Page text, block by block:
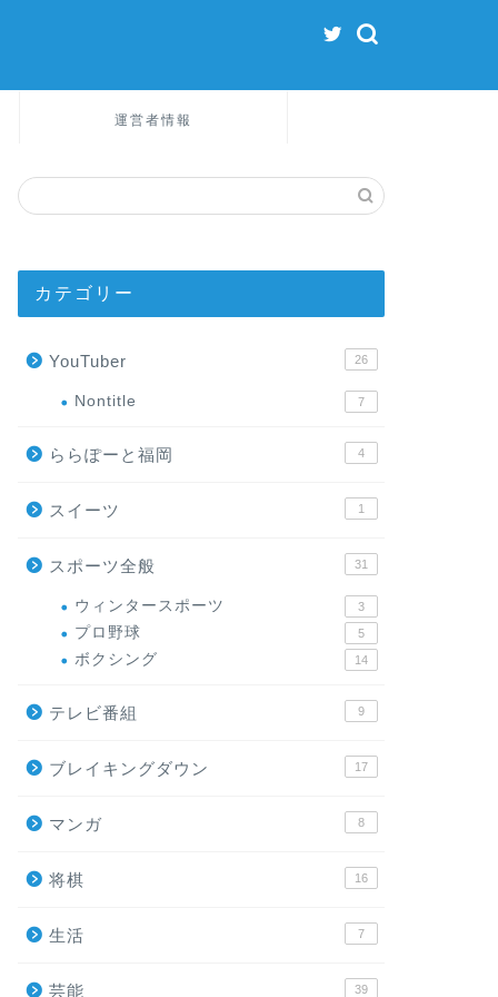
運営者情報
カテゴリー
YouTuber 26
Nontitle 7
ららぽーと福岡 4
スイーツ 1
スポーツ全般 31
ウィンタースポーツ 3
プロ野球 5
ボクシング 14
テレビ番組 9
ブレイキングダウン 17
マンガ 8
将棋 16
生活 7
芸能 39